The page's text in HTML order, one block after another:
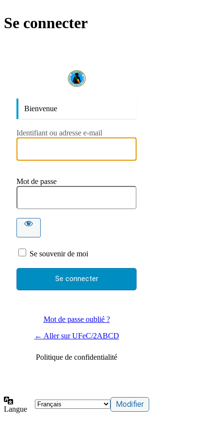
Se connecter
Bienvenue
Identifiant ou adresse e-mail
Mot de passe
Se souvenir de moi
Mot de passe oublié ?
← Aller sur UFeC/2ABCD
Politique de confidentialité
Langue